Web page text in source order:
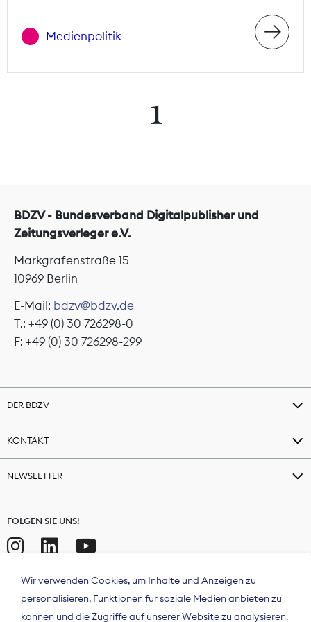
Medienpolitik
1
BDZV - Bundesverband Digitalpublisher und
Zeitungsverleger e.V.
Markgrafenstraße 15
10969 Berlin
E-Mail: bdzv@bdzv.de
T.: +49 (0) 30 726298-0
F: +49 (0) 30 726298-299
DER BDZV
KONTAKT
NEWSLETTER
FOLGEN SIE UNS!
Wir verwenden Cookies, um Inhalte und Anzeigen zu
personalisieren, Funktionen für soziale Medien anbieten zu
können und die Zugriffe auf unserer Website zu analysieren.